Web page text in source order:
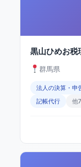
黒山ひめお税
群馬県
法人の決算・申
記帳代行
他